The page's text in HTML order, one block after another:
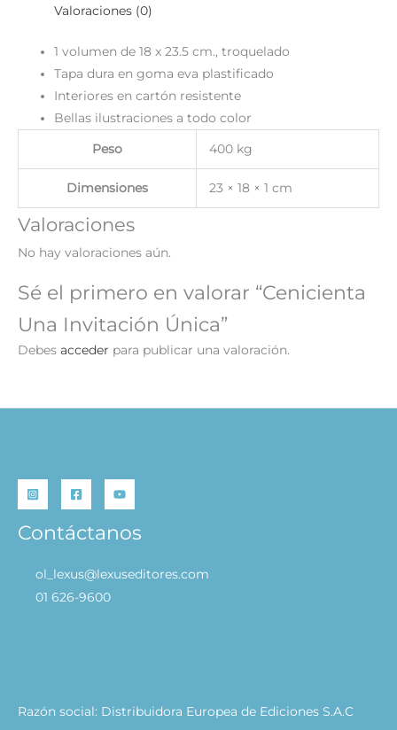
Valoraciones (0)
1 volumen de 18 x 23.5 cm., troquelado
Tapa dura en goma eva plastificado
Interiores en cartón resistente
Bellas ilustraciones a todo color
Peso 400 kg
Dimensiones 23 × 18 × 1 cm
Valoraciones
No hay valoraciones aún.
Sé el primero en valorar “Cenicienta
Una Invitación Única”
Debes acceder para publicar una valoración.
Contáctanos
ol_lexus@lexuseditores.com
01 626-9600
Razón social: Distribuidora Europea de Ediciones S.A.C